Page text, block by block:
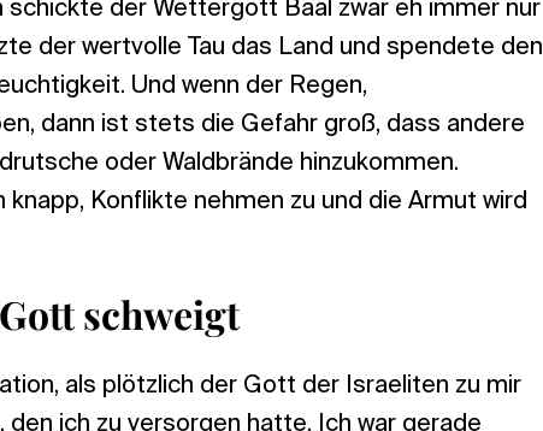
schickte der Wettergott Baal zwar eh immer nur
der wertvolle Tau das Land und spendete den
Und wenn der Regen,
dann ist stets die Gefahr groß, dass andere
oder Waldbrände hinzukommen.
Konflikte nehmen zu und die Armut wird
schweigt
als plötzlich der Gott der Israeliten zu mir
ich zu versorgen hatte. Ich war gerade